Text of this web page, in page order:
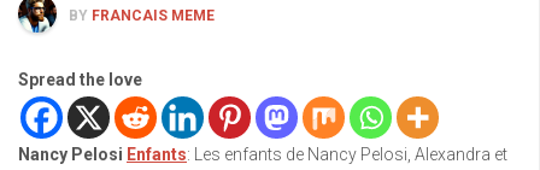
BY FRANCAIS MEME
Spread the love
Nancy Pelosi Enfants: Les enfants de Nancy Pelosi, Alexandra et